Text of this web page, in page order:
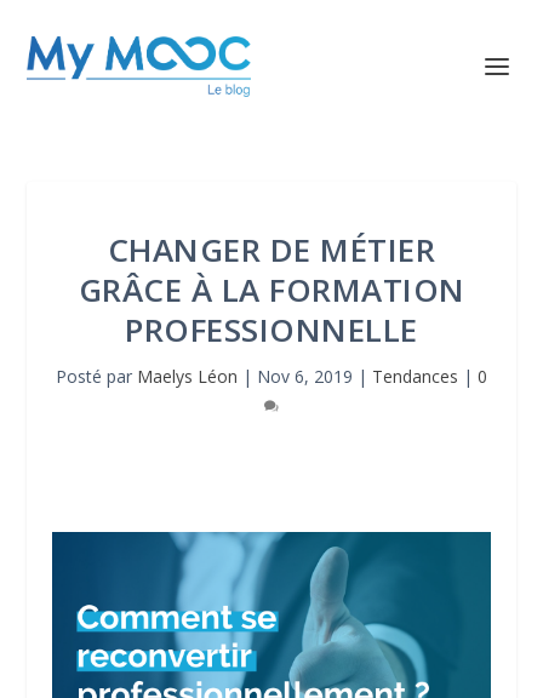
CHANGER DE MÉTIER
GRÂCE À LA FORMATION
PROFESSIONNELLE
Posté par Maelys Léon | Nov 6, 2019 | Tendances | 0